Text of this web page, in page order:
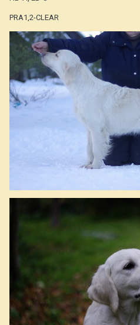
PRA1,2-CLEAR